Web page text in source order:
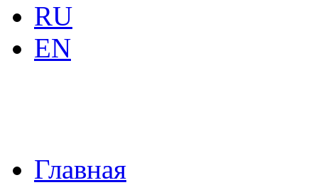
RU
EN
Главная